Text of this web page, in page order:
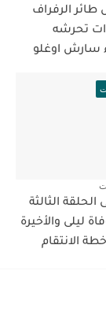
الرفراف
تحرشه
سارش اوغلو
الثالثة
ليلى والأخيرة
الانتقام